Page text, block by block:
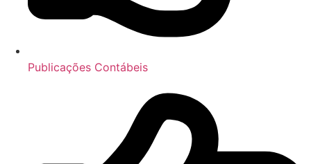
Publicações Contábeis